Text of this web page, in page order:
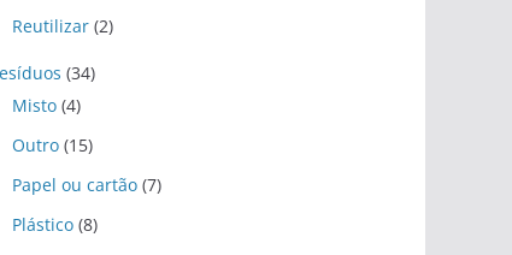
Reutilizar (2)
(34)
Misto (4)
Outro (15)
Papel ou cartão (7)
Plástico (8)